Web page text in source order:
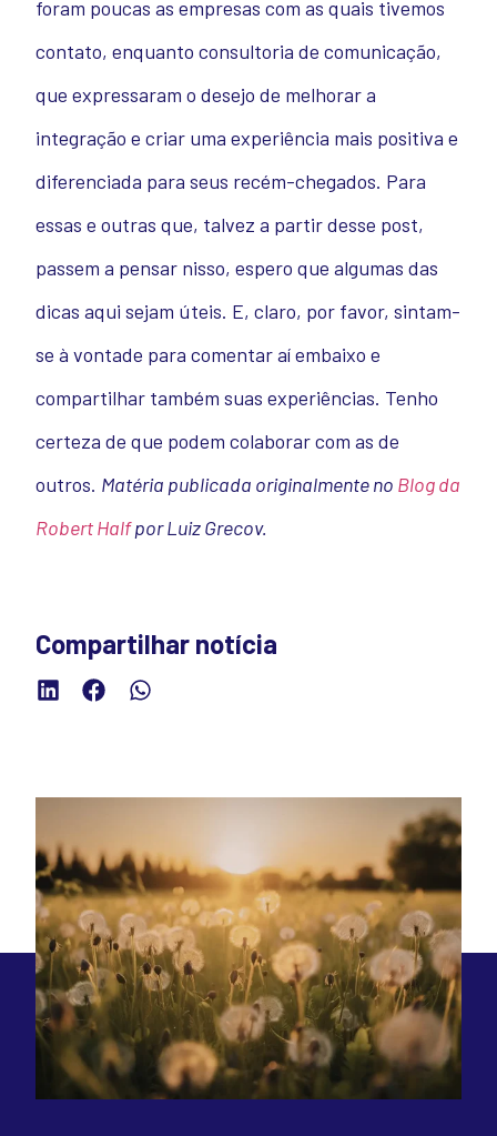
foram poucas as empresas com as quais tivemos
contato, enquanto consultoria de comunicação,
que expressaram o desejo de melhorar a
integração e criar uma experiência mais positiva e
diferenciada para seus recém-chegados. Para
essas e outras que, talvez a partir desse post,
passem a pensar nisso, espero que algumas das
dicas aqui sejam úteis. E, claro, por favor, sintam-
se à vontade para comentar aí embaixo e
compartilhar também suas experiências. Tenho
certeza de que podem colaborar com as de
outros. Matéria publicada originalmente no Blog da
Robert Halfpor Luiz Grecov.
Compartilhar notícia